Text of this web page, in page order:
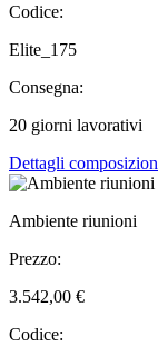
Codice:
Elite_175
Consegna:
20 giorni lavorativi
Dettagli
Ambiente riunioni
Prezzo:
3.542,00 €
Codice: